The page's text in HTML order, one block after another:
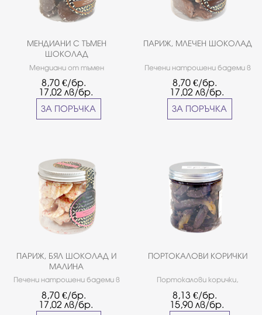
МЕНДИАНИ С ТЪМЕН
ШОКОЛАД
Мендиани от тъмен
''Callebaut'', завършени със
сушени плодове и ядки.
8,70 €/бр.
17,02лв/бр.
ЗА ПОРЪЧКА
ПАРИЖ, МЛЕЧЕН ШОКОЛАД
Печени натрошени бадеми в
''Callebaut''Грамаж: ~0,130кг.
8,70 €/бр.
17,02лв/бр.
ЗА ПОРЪЧКА
ПАРИЖ, БЯЛ ШОКОЛАД И
МАЛИНА
Печени натрошени бадеми в
поръсени с малинова
прах.Грамаж: ~0,130кг.
8,70 €/бр.
17,02лв/бр.
ПОРТОКАЛОВИ КОРИЧКИ
Портокалови корички,
шоколад ''callebaut''. Грамаж:
~0,150 кг
8,13 €/бр.
15,90лв/бр.